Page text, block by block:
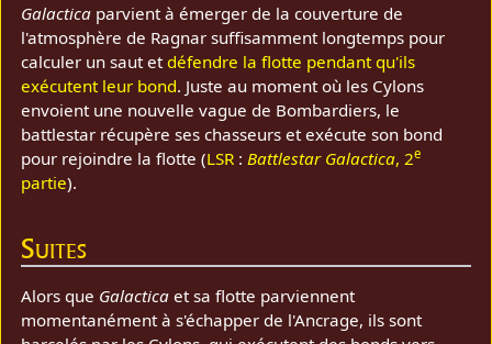
Galactica parvient à émerger de la couverture de
l'atmosphère de Ragnar suffisamment longtemps pour
calculer un saut etdéfendre la flotte pendant qu'ils
exécutent leur bond. Juste au moment où les Cylons
envoient une nouvelle vague de Bombardiers, le
battlestar récupère ses chasseurs et exécute son bond
pour rejoindre la flotte (LSR : Battlestar Galactica, 2e
partie).
Suites
Alors que Galactica et sa flotte parviennent
momentanément à s'échapper de l'Ancrage, ils sont